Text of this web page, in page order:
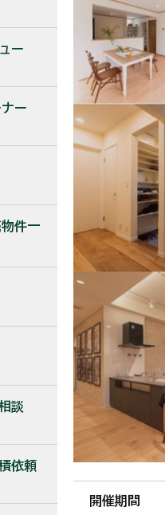
開催期間
ー
ー
件一
談
依頼